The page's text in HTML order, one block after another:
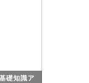
礎知識ア